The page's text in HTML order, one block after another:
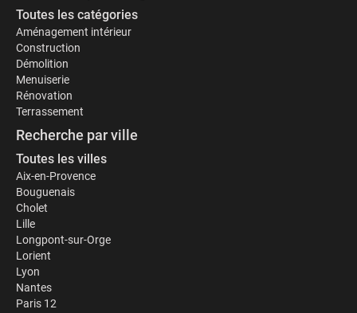
Toutes les catégories
Aménagement intérieur
Construction
Démolition
Menuiserie
Rénovation
Terrassement
Recherche par ville
Toutes les villes
Aix-en-Provence
Bouguenais
Cholet
Lille
Longpont-sur-Orge
Lorient
Lyon
Nantes
Paris 12